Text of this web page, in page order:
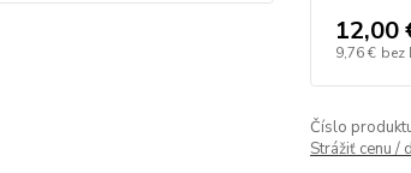
12,00
9,76 € bez
Číslo
Strážiť cenu /